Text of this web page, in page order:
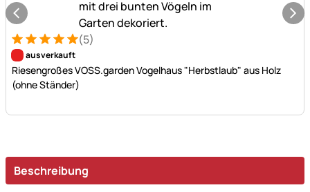
Bewertung: 5 von 5 (5 Bewertungen)
5 Bewertungen
(5)
ausverkauft
Riesengroßes VOSS.garden Vogelhaus "Herbstlaub" aus Holz
(ohne Ständer)
Beschreibung